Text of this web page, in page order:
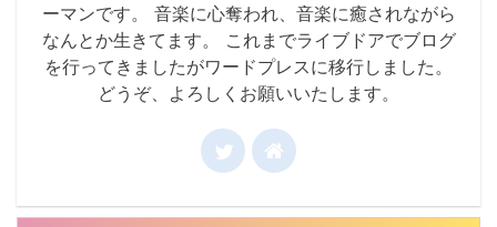
ーマンです。 音楽に心奪われ、音楽に癒されながら
なんとか生きてます。 これまでライブドアでブログ
を行ってきましたがワードプレスに移行しました。
どうぞ、よろしくお願いいたします。